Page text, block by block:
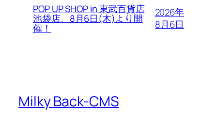
POP UP SHOP in 東武百貨店
池袋店、8月6日(木)より開
催！
2026年
8月6日
Milky Back-CMS